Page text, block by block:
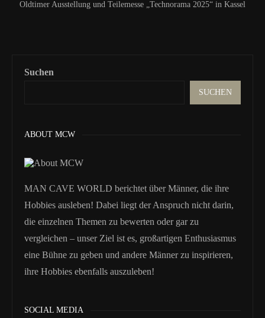
Oldtimer Ausstellung und Teilemesse „Technorama 2025“ in Kassel
Suchen
SUCHEN
ABOUT MCW
MAN CAVE WORLD berichtet über Männer, die ihre
Hobbies ausleben! Dabei liegt der Anspruch nicht darin,
die einzelnen Themen zu bewerten oder gar zu
vergleichen – unser Ziel ist es, großartigen Enthusiasmus
eine Bühne zu geben und andere Männer zu inspirieren,
ihre Hobbies ebenfalls auszuleben!
SOCIAL MEDIA